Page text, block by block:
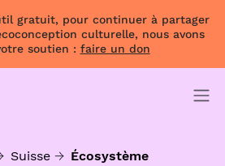
gratuit, pour continuer à partager
culturelle, nous avons
soutien : faire un don
Suisse Écosystème